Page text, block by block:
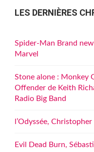
LES DERNIÈRES
Spider-Man Brand
Marvel
Stone alone : Monkey
Offender de Keith
Radio Big Band
l’Odyssée,
Evil Dead Burn,